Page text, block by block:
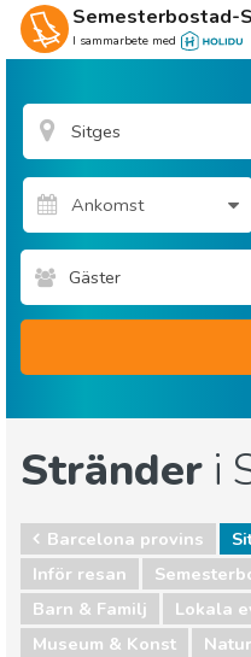
Semesterbostad-
I sammarbete med
Gäster
Stränder i
Barcelona provins
Inför resan
Barn & Familj
Lokala
Museum & Konst